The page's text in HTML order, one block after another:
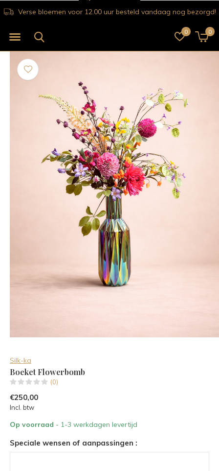
0 0
Verse bloemen voor 12.00 uur besteld vandaag nog bezorgd!
Silk-ka
Boeket Flowerbomb
(0)
€250,00
Incl. btw
Op voorraad - 1-3 werkdagen levertijd
Speciale wensen of aanpassingen :